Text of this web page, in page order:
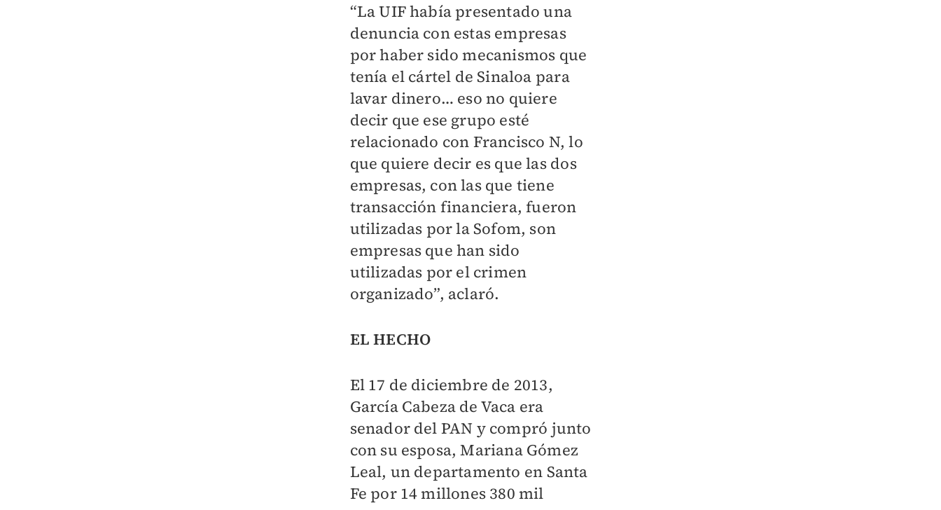
“La UIF había presentado una
denuncia con estas empresas
por haber sido mecanismos que
tenía el cártel de Sinaloa para
lavar dinero… eso no quiere
decir que ese grupo esté
relacionado con Francisco N, lo
que quiere decir es que las dos
empresas, con las que tiene
transacción financiera, fueron
utilizadas por la Sofom, son
empresas que han sido
utilizadas por el crimen
organizado”, aclaró.
EL HECHO
El 17 de diciembre de 2013,
García Cabeza de Vaca era
senador del PAN y compró junto
con su esposa, Mariana Gómez
Leal, un departamento en Santa
Fe por 14 millones 380 mil